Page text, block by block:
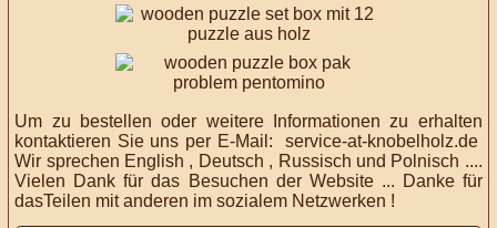
Um zu bestellen oder weitere Informationen zu erhalten
kontaktieren Sie uns per E-Mail: service-at-knobelholz.de
Wir sprechen English , Deutsch , Russisch und Polnisch ....
Vielen Dank für das Besuchen der Website ... Danke für
dasTeilen mit anderen im sozialem Netzwerken !